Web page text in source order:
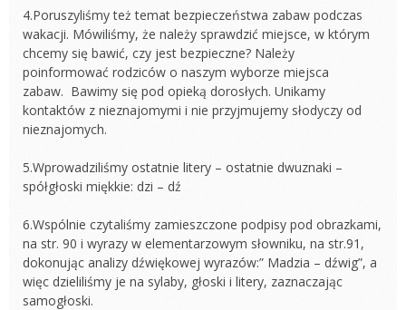
4.Poruszyliśmy też temat bezpieczeństwa zabaw podczas
wakacji. Mówiliśmy, że należy sprawdzić miejsce, w którym
chcemy się bawić, czy jest bezpieczne? Należy
poinformować rodziców o naszym wyborze miejsca
zabaw. Bawimy się pod opieką dorosłych. Unikamy
kontaktów z nieznajomymi i nie przyjmujemy słodyczy od
nieznajomych.
5.Wprowadziliśmy ostatnie litery – ostatnie dwuznaki –
spółgłoski miękkie: dzi – dź
6.Wspólnie czytaliśmy zamieszczone podpisy pod obrazkami,
na str. 90 i wyrazy w elementarzowym słowniku, na str.91,
dokonując analizy dźwiękowej wyrazów:” Madzia – dźwig”, a
więc dzieliliśmy je na sylaby, głoski i litery, zaznaczając
samogłoski.